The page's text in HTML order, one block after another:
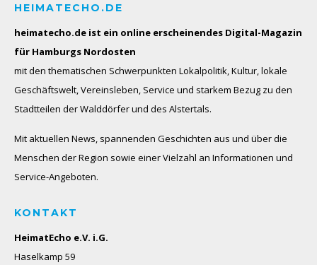
HEIMATECHO.DE
heimatecho.de ist ein online erscheinendes Digital-Magazin
für Hamburgs Nordosten
mit den thematischen Schwerpunkten Lokalpolitik, Kultur, lokale
Geschäftswelt, Vereinsleben, Service und starkem Bezug zu den
Stadtteilen der Walddörfer und des Alstertals.
Mit aktuellen News, spannenden Geschichten aus und über die
Menschen der Region sowie einer Vielzahl an Informationen und
Service-Angeboten.
KONTAKT
HeimatEcho e.V. i.G.
Haselkamp 59